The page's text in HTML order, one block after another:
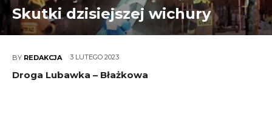
Skutki dzisiejszej wichury
BY REDAKCJA 3 LUTEGO 2023
Droga Lubawka – Błażkowa